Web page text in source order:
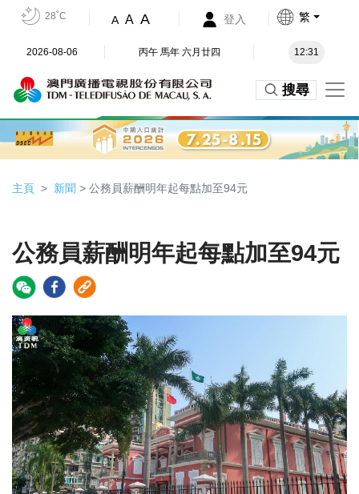
28˚C A A A 登入 繁
2026-08-06 丙午 馬年 六月廿四 12:31
搜尋
主頁 新聞 > 公務員薪酬明年起每點加至94元
公務員薪酬明年起每點加至94元